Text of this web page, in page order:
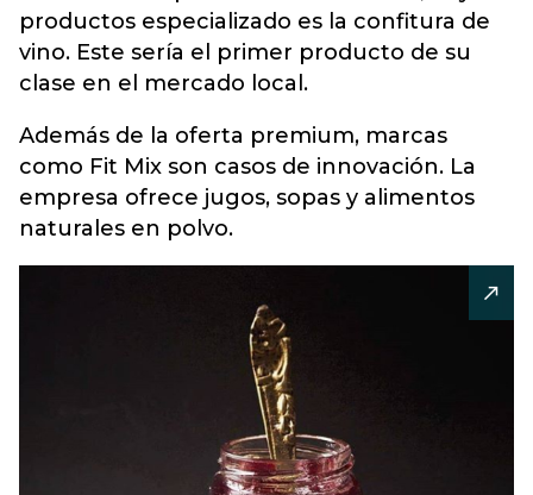
productos especializado es la confitura de
vino. Este sería el primer producto de su
clase en el mercado local.
Además de la oferta premium, marcas
como Fit Mix son casos de innovación. La
empresa ofrece jugos, sopas y alimentos
naturales en polvo.